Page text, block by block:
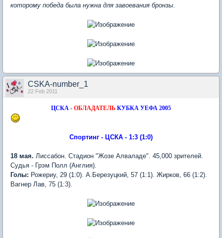
которому победа была нужна для завоевания бронзы.
CSKA-number_1
22 Feb 2011
ЦСКА - ОБЛАДАТЕЛЬ КУБКА УЕФА 2005
Спортинг - ЦСКА - 1:3 (1:0)
18 мая. Лиссабон. Стадион "Жозе Алваладе". 45,000 зрителей.
Судья - Грэм Полл (Англия).
Голы: Рожериу, 29 (1:0). А.Березуцкий, 57 (1:1). Жирков, 66 (1:2).
Вагнер Лав, 75 (1:3).